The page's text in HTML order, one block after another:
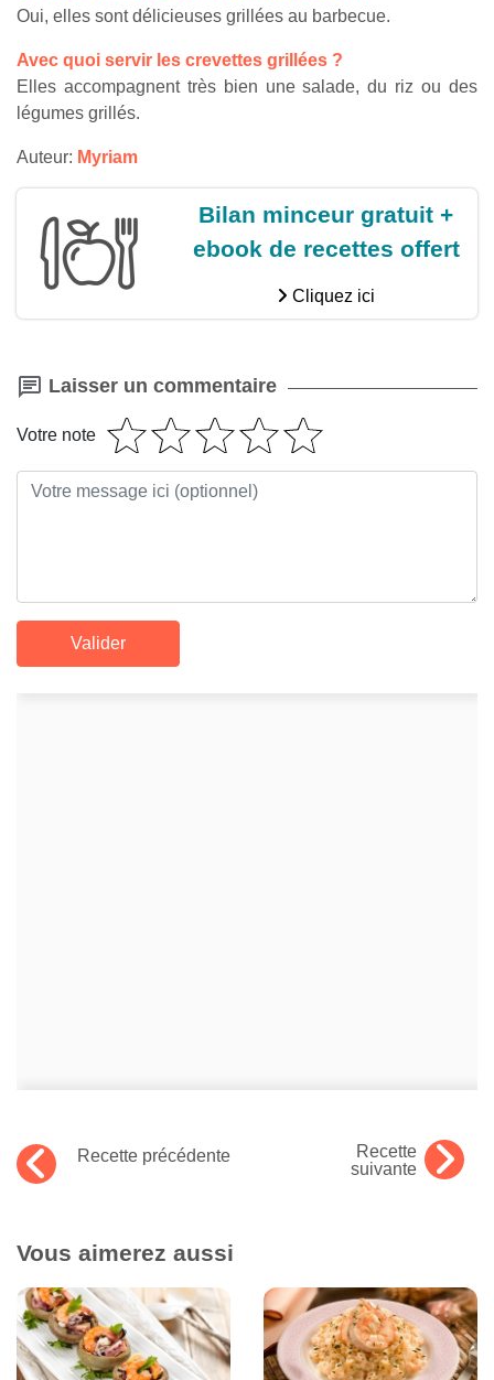
Oui, elles sont délicieuses grillées au barbecue.
Avec quoi servir les crevettes grillées ?
Elles accompagnent très bien une salade, du riz ou des
légumes grillés.
Auteur: Myriam
Bilan minceur gratuit +
ebook de recettes offert
Cliquez ici
Laisser un commentaire
Votre note
Recette précédente
Recette
suivante
Vous aimerez aussi